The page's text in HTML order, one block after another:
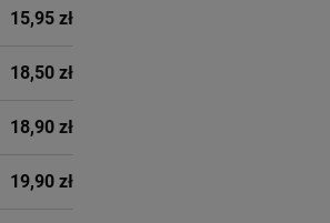
15,95 zł
18,50 zł
18,90 zł
19,90 zł